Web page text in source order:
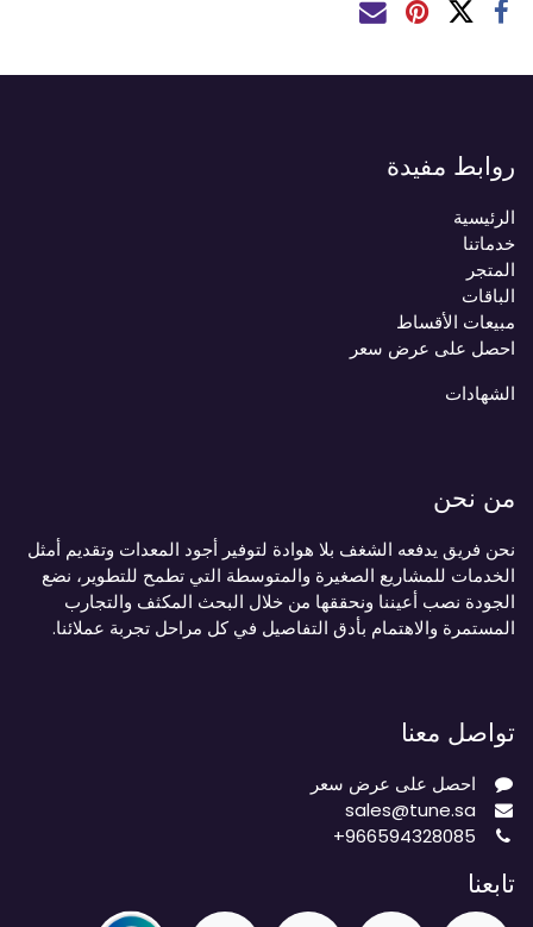
روابط مفيدة
الرئيسية
خدماتنا
المتجر
الباقات
مبيعات الأقساط
احصل على عرض سعر
الشهادات
من نحن
نحن فريق يدفعه الشغف بلا هوادة لتوفير أجود المعدات وتقديم أمثل
الخدمات للمشاريع الصغيرة والمتوسطة التي تطمح للتطوير، نضع
الجودة نصب أعيننا ونحققها من خلال البحث المكثف والتجارب
المستمرة والاهتمام بأدق التفاصيل في كل مراحل تجربة عملائنا.
تواصل معنا
احصل على عرض سعر
sales@tune.sa
+966594328085
تابعنا